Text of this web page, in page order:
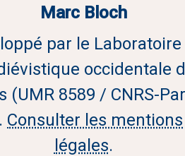
Marc Bloch
par le
occidentale
(UMR 8589 / CNRS-
Consulter les mentions
légales.